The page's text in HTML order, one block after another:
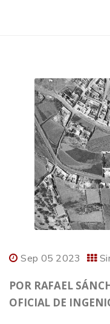
Sep 05 2023
POR RAFAEL
OFICIAL DE